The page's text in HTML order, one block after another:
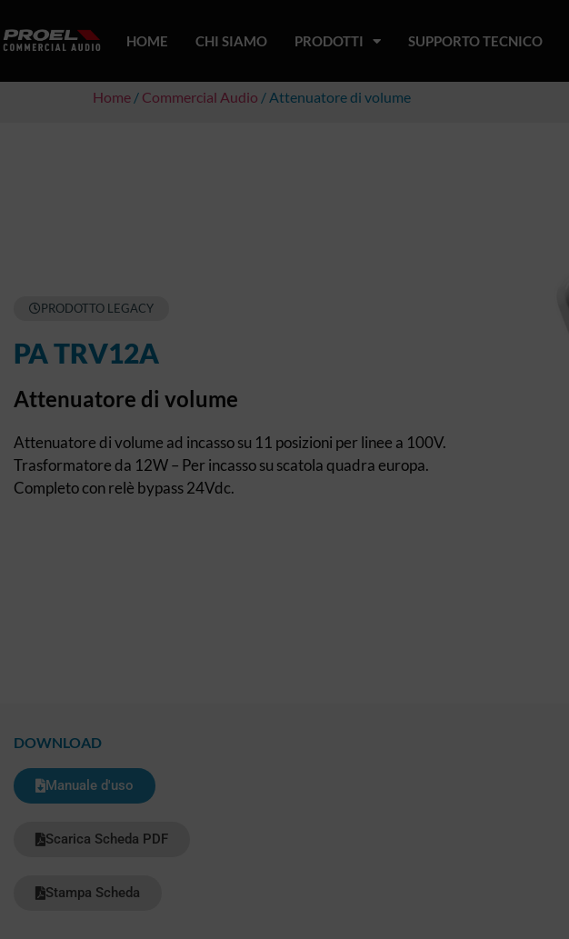
HOME CHI SIAMO PRODOTTI SUPPORTO TECNICO
Home / Commercial Audio / Attenuatore di volume
PRODOTTO LEGACY
PA TRV12A
Attenuatore di volume
Attenuatore di volume ad incasso su 11 posizioni per linee a 100V.
Trasformatore da 12W – Per incasso su scatola quadra europa.
Completo con relè bypass 24Vdc.
DOWNLOAD
Manuale d'uso
Scarica Scheda PDF
Stampa Scheda